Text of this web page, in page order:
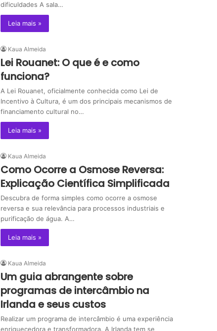
dificuldades A sala…
Leia mais »
Kaua Almeida
Lei Rouanet: O que é e como
funciona?
A Lei Rouanet, oficialmente conhecida como Lei de
Incentivo à Cultura, é um dos principais mecanismos de
financiamento cultural no…
Leia mais »
Kaua Almeida
Como Ocorre a Osmose Reversa:
Explicação Científica Simplificada
Descubra de forma simples como ocorre a osmose
reversa e sua relevância para processos industriais e
purificação de água. A…
Leia mais »
Kaua Almeida
Um guia abrangente sobre
programas de intercâmbio na
Irlanda e seus custos
Realizar um programa de intercâmbio é uma experiência
enriquecedora e transformadora. A Irlanda tem se